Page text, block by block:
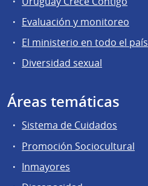
Evaluación y monitoreo
El ministerio en todo el país
Diversidad sexual
Áreas temáticas
Sistema de Cuidados
Promoción Sociocultural
Inmayores